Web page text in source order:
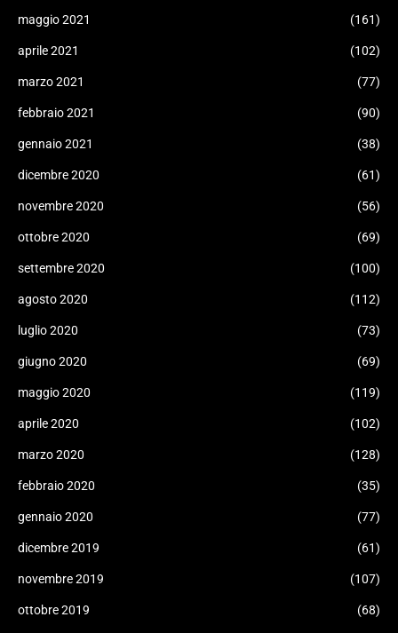
maggio 2021 (161)
aprile 2021 (102)
marzo 2021 (77)
febbraio 2021 (90)
gennaio 2021 (38)
dicembre 2020 (61)
novembre 2020 (56)
ottobre 2020 (69)
settembre 2020 (100)
agosto 2020 (112)
luglio 2020 (73)
giugno 2020 (69)
maggio 2020 (119)
aprile 2020 (102)
marzo 2020 (128)
febbraio 2020 (35)
gennaio 2020 (77)
dicembre 2019 (61)
novembre 2019 (107)
ottobre 2019 (68)